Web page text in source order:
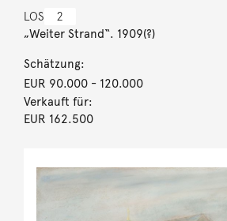
LOS 2
„Weiter Strand“. 1909(?)
Schätzung:
EUR 90.000- 120.000
Verkauft für:
EUR 162.500